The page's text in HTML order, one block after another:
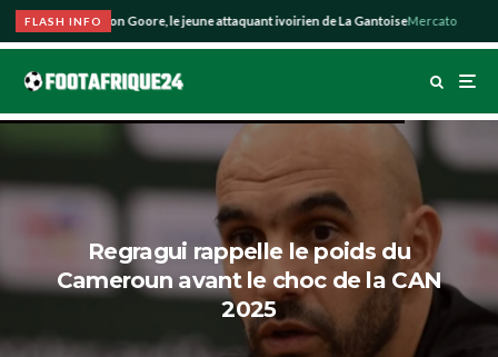
FLASH INFO
la piste Hyllarion Goore, le jeune attaquant ivoirien de La GantoiseMercato
Regragui rappelle le poids du
Cameroun avant le choc de la CAN
2025